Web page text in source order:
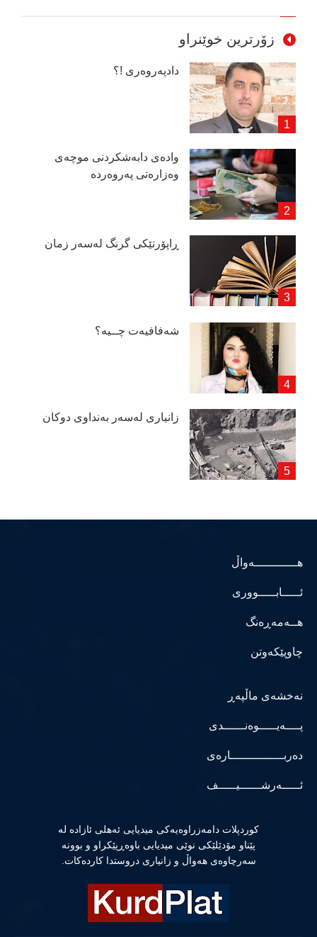
زۆرترین خوێنراو
دادپەروەری !؟
وادەی دابەشكردنی موچەی
وەزارەتی پەروەردە
ڕاپۆرتێكی گرنگ لەسەر زمان
شەفافیەت چــیە؟
زانیاری لەسەر بەنداوی دوكان
هــــــــــــەواڵ
ئـــــابـــــووری
هــەمەڕەنگ
چاوپێکەوتن
نەخشەی ماڵپەڕ
پــــەیـــــوەنــــــدی
دەربـــــــــــــــارەی
ئـــــەرشــــــیـــــف
كوردپلات دامەزراوەیەكی میدیایی ئەهلی ئازادە لە
پێناو مۆدێلێكی نوێی میدیایی باوەڕپێكراو و بوونە
سەرچاوەی هەواڵ و زانیاری دروستدا كاردەكات.